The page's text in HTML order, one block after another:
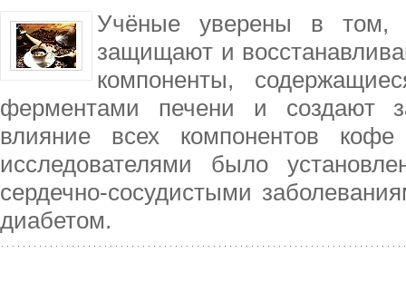
Учёные уверены в том,
защищают и
компоненты,
ферментами печени и создают
влияние всех компонентов
исследователями было
сердечно-сосудистыми
диабетом.